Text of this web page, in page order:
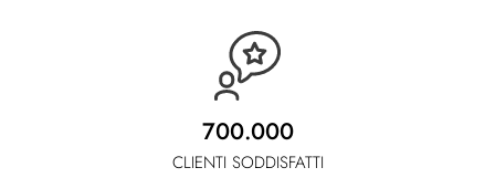
700.000
CLIENTI SODDISFATTI